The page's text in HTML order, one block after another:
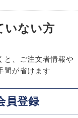
いない方
と、ご注文者情報や
間が省けます